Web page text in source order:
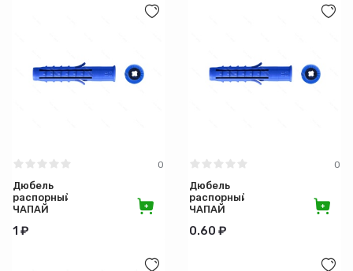
0
Дюбель
распорный
ЧАПАЙ
шип-усы
1 ₽
0
Дюбель
распорный
ЧАПАЙ
шип-усы
0.60 ₽